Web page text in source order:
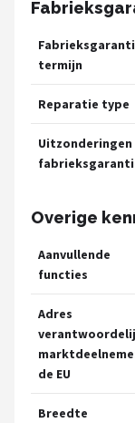
termijn
Reparatie type
Uitzonderingen
Overige
Aanvullende
functies
Adres
de EU
Breedte